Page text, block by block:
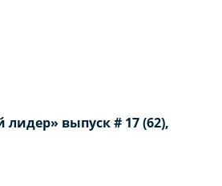
выпуск # 17 (62),